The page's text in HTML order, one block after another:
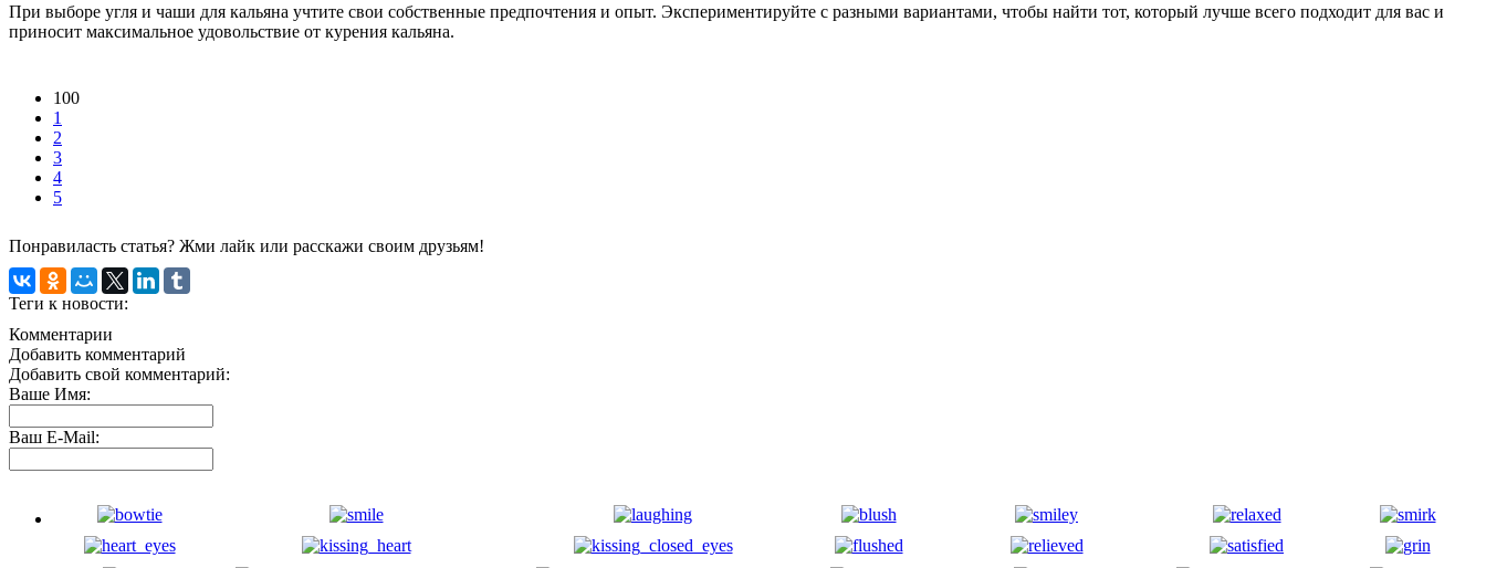
При выборе угля и чаши для кальяна учтите свои собственные предпочтения и опыт. Экспериментируйте с разными вариантами, чтобы найти тот, который лучше всего подходит для вас и
приносит максимальное удовольствие от курения кальяна.
100
1
2
3
4
5
Понравиласть статья? Жми лайк или расскажи своим друзьям!
Теги к новости:
Комментарии
Добавить комментарий
Добавить свой комментарий:
Ваше Имя:
Ваш E-Mail: